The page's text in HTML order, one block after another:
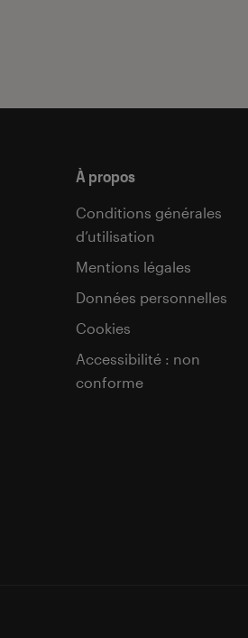
À propos
Conditions générales
d’utilisation
Mentions légales
Données personnelles
Cookies
Accessibilité : non
conforme